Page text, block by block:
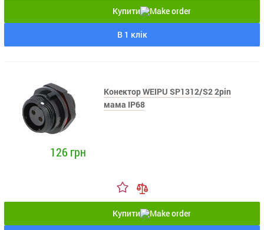
Купити
В 1 клік
Конектор WEIPU SP1312/S2 2pin
мама IP68
126 грн
Купити